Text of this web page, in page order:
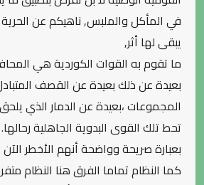
في المأكل والملبس, ناهيكم عن
يبقى لها أثر,
ما تقوم به القوات الكوردية هي
بعيدة عن ذلك بعيدة عن القصف
المجموعات ،بعيدة عن الدمار الذي
تحط تلك القوى البدوية الجاهلية رحالها.
بعبارة صريحة وواضحة أنهم الأخطر
كما النظام تماما الفرق هنا النظام